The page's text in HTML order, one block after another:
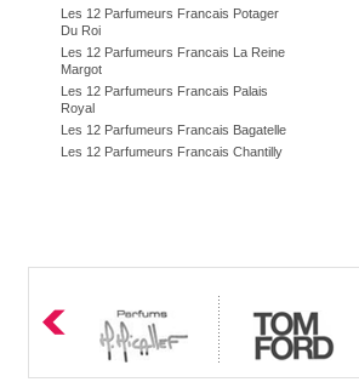
Les 12 Parfumeurs Francais Potager
Du Roi
Les 12 Parfumeurs Francais La Reine
Margot
Les 12 Parfumeurs Francais Palais
Royal
Les 12 Parfumeurs Francais Bagatelle
Les 12 Parfumeurs Francais Chantilly